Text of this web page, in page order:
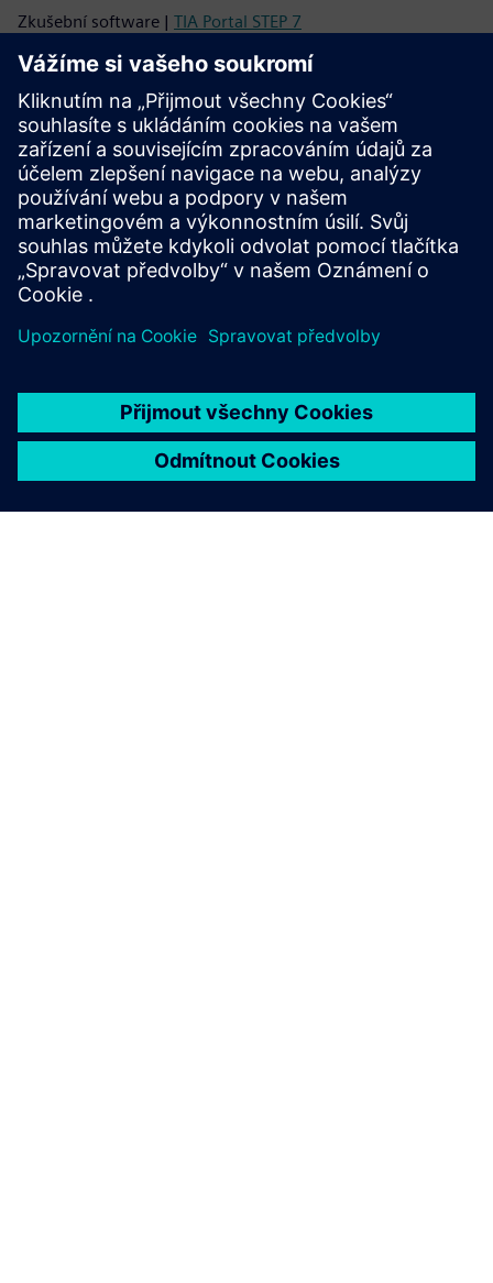
Zkušební software | TIA Portal STEP 7
Správce stahování CAx |Údaje CAx
TIA Selection Tool |Konfigurace produktu
Podpora
Online podpora |Všechny produkty
Online podpora |Technické fórum
Online podpora |Vytvořit novou žádost o podporu